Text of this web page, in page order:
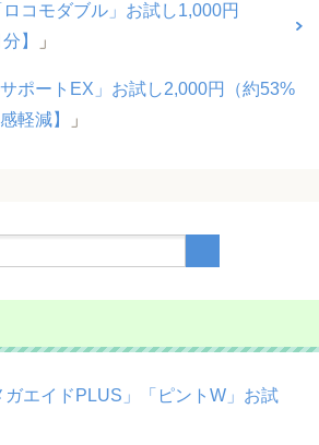
コモダブル」お試し1,000円
】
」
ポートEX」お試し2,000円（約53%
軽減】
」
エイドPLUS」「ピントW」お試